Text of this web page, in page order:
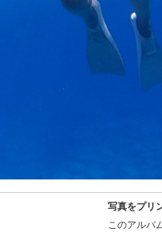
写真をプリ
このアルバ